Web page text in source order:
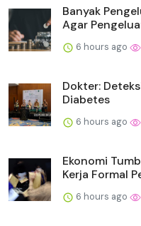
Banyak
Agar
6 hours ago
Dokter:
Diabetes
6 hours ago
Ekonomi
Kerja Formal
6 hours ago